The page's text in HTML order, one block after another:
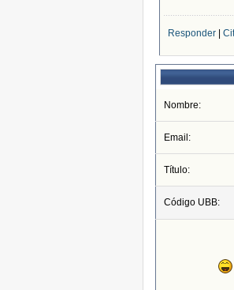
Responder
Nombre:
Email:
Título:
Código UBB: